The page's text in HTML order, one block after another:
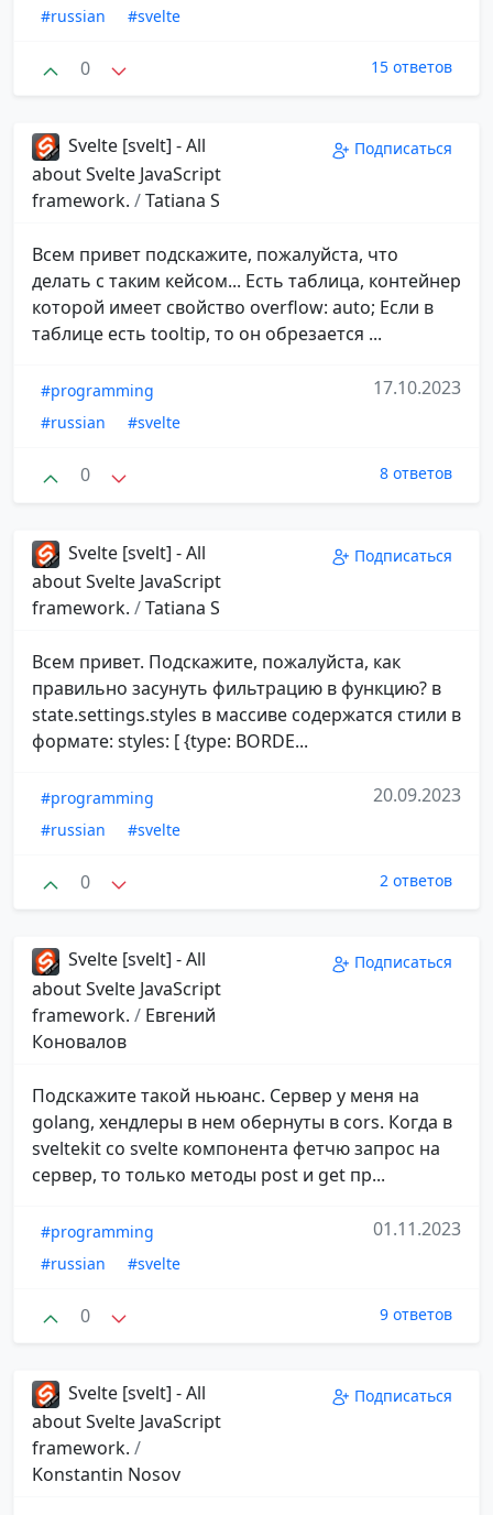
#russian
#svelte
0 15 ответов
Svelte [svelt] - All
about Svelte JavaScript
framework. /Tatiana S
Подписаться
Всем привет подскажите, пожалуйста, что
делать с таким кейсом... Есть таблица, контейнер
которой имеет свойство overflow: auto; Если в
таблице есть tooltip, то он обрезается ...
#programming
#russian
#svelte
17.10.2023
0 8 ответов
Svelte [svelt] - All
about Svelte JavaScript
framework. /Tatiana S
Подписаться
Всем привет. Подскажите, пожалуйста, как
правильно засунуть фильтрацию в функцию? в
state.settings.styles в массиве содержатся стили в
формате: styles: [ {type: BORDE...
#programming
#russian
#svelte
20.09.2023
0 2 ответов
Svelte [svelt] - All
about Svelte JavaScript
framework. / Евгений
Коновалов
Подписаться
Подскажите такой ньюанс. Сервер у меня на
golang, хендлеры в нем обернуты в cors. Когда в
sveltekit со svelte компонента фетчю запрос на
сервер, то только методы post и get пр...
#programming
#russian
#svelte
01.11.2023
0 9 ответов
Svelte [svelt] - All
about Svelte JavaScript
framework. /
Konstantin Nosov
Подписаться